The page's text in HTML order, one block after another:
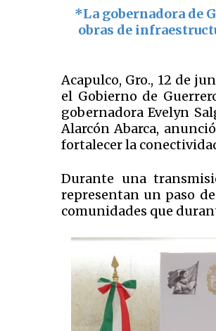
*La gobernadora de
obras de
Acapulco, Gro., 12 de
el Gobierno de
gobernadora Evelyn
Alarcón Abarca,
fortalecer la
Durante una
representan un paso
comunidades que